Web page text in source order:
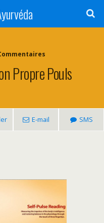
Propre Pouls
E-mail SMS